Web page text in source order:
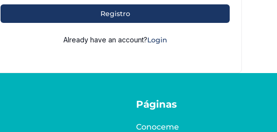
Alternative: Registro
Already have an account?Login
Páginas
Conoceme